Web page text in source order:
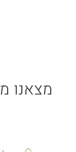
מצאנו